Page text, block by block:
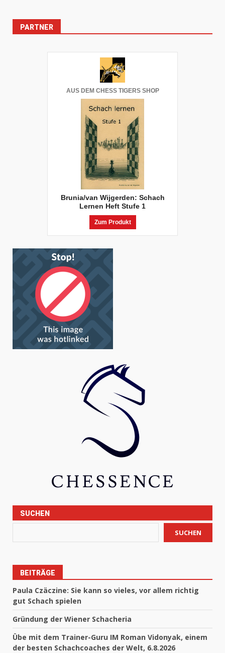
PARTNER
AUS DEM CHESS TIGERS SHOP
Brunia/van Wijgerden: Schach
Lernen Heft Stufe 1
Zum Produkt
SUCHEN
SUCHEN
BEITRÄGE
Paula Czäczine: Sie kann so vieles, vor allem richtig
gut Schach spielen
Gründung der Wiener Schacheria
Übe mit dem Trainer-Guru IM Roman Vidonyak, einem
der besten Schachcoaches der Welt, 6.8.2026